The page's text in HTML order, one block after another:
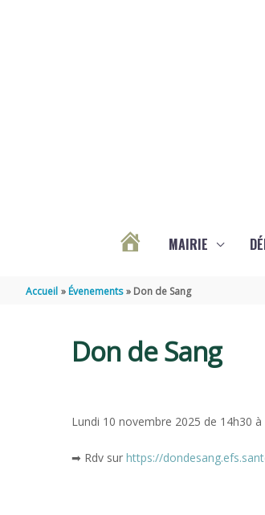
MAIRIE
Accueil Évenements Don de Sang
Don de Sang
Lundi 10 novembre 2025 de 14h30
➡ Rdv sur https://